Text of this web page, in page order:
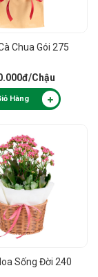
Chua Gói 275
/Chậu
Hàng
Sống Đời 240